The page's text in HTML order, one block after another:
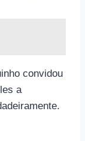
convidou
a